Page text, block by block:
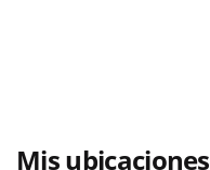
Mis ubicaciones